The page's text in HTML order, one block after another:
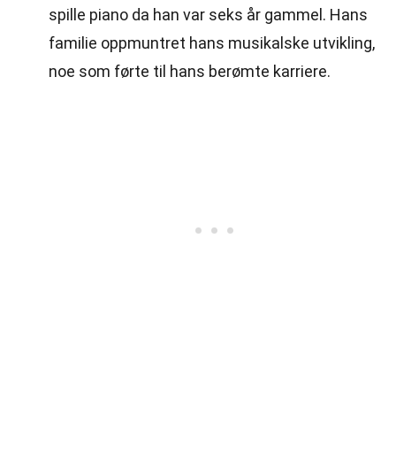
spille piano da han var seks år gammel. Hans
familie oppmuntret hans musikalske utvikling,
noe som førte til hans berømte karriere.